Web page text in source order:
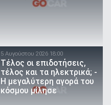
5 Αυγούστου 2026 18:00
Τέλος οι επιδοτήσεις,
τέλος και τα ηλεκτρικά; -
Η μεγαλύτερη αγορά του
κόσμου μίλησε